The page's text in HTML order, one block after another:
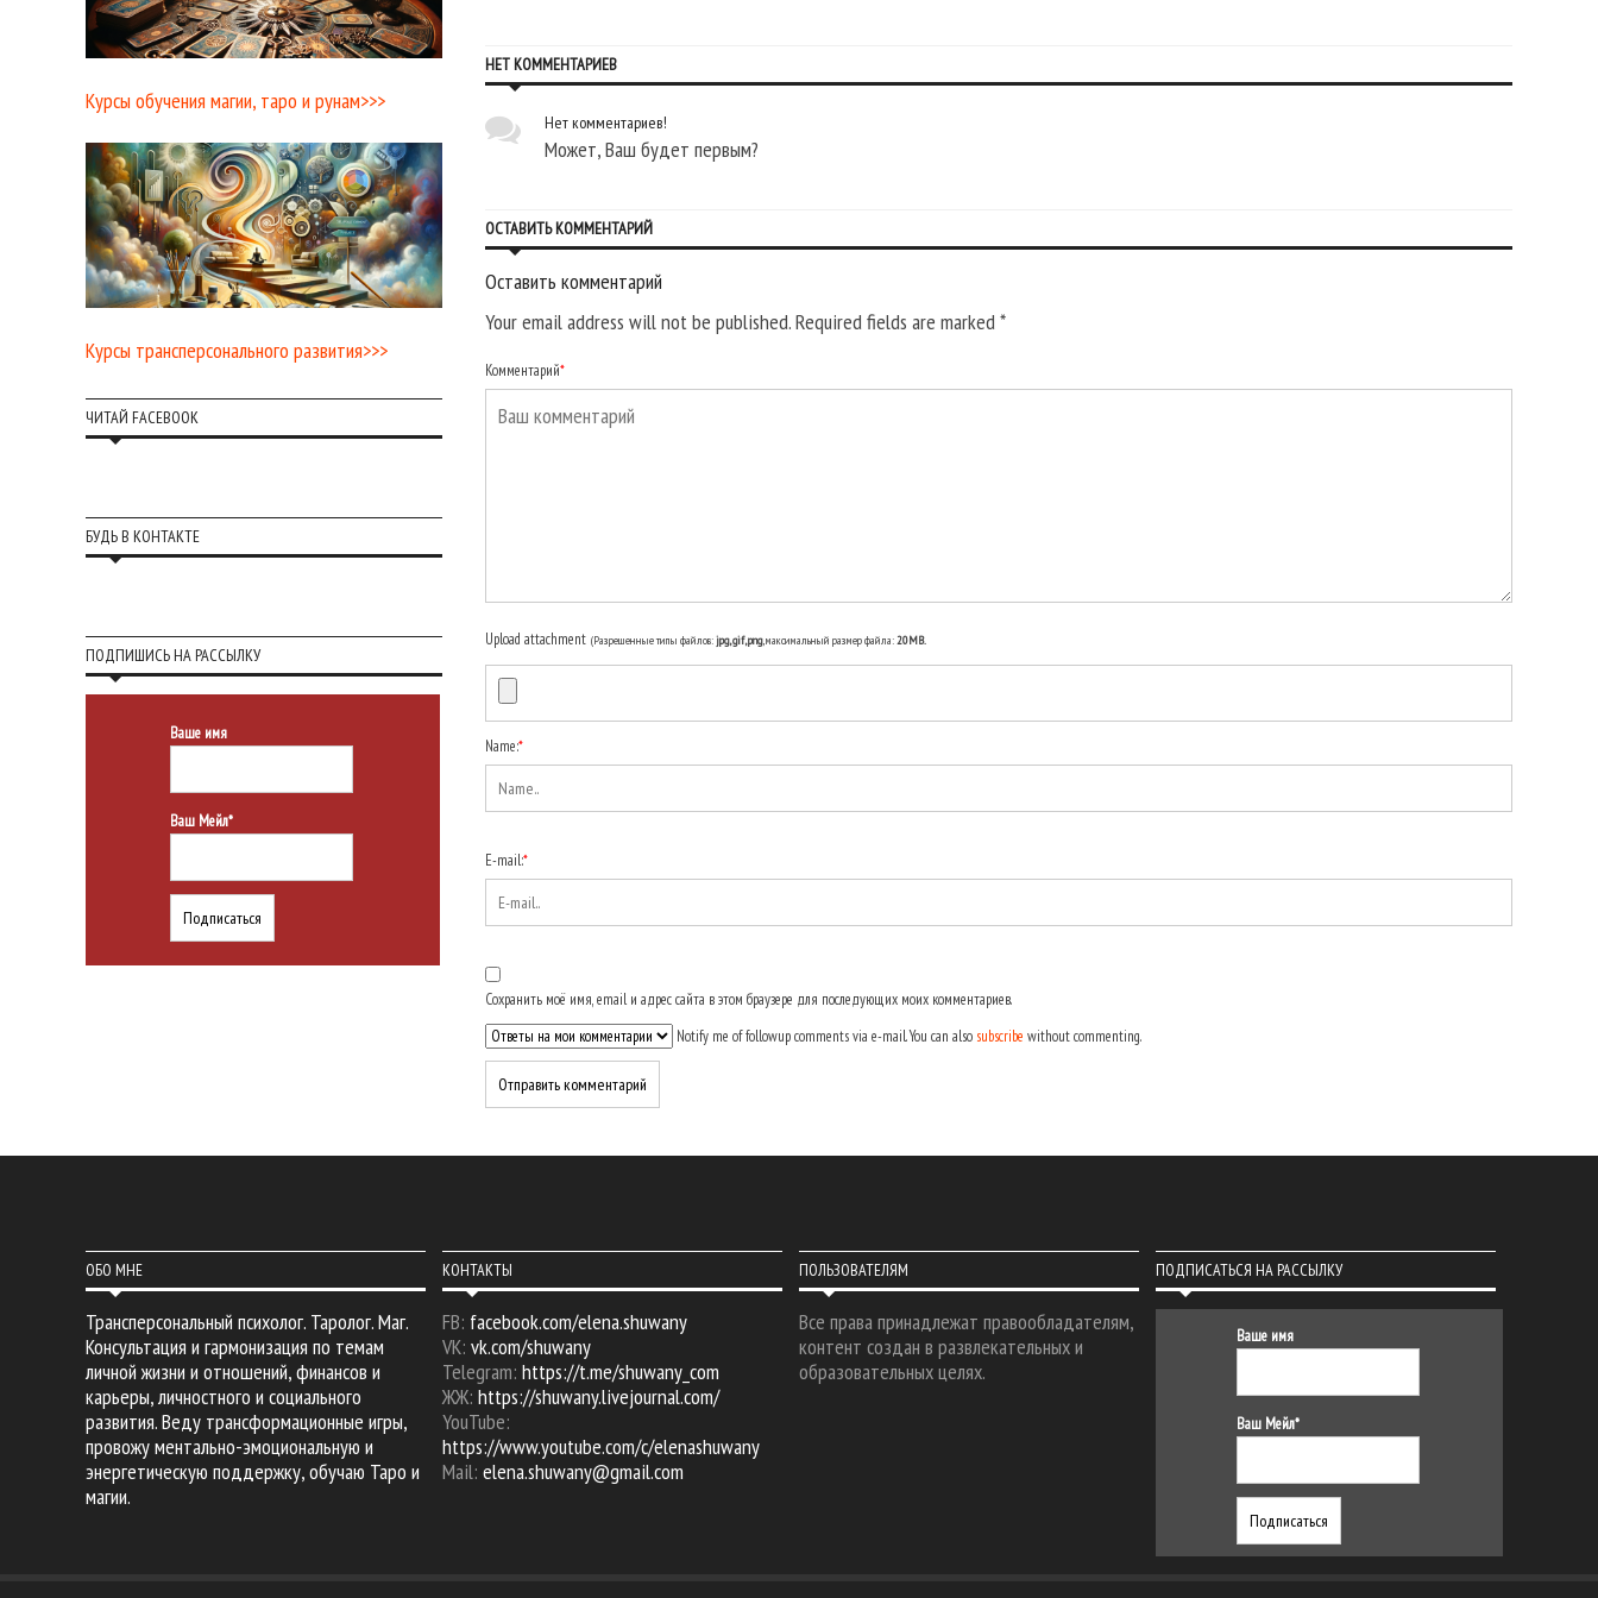
НЕТ КОММЕНТАРИЕВ
Нет комментариев!
Может, Ваш будет первым?
ОСТАВИТЬ КОММЕНТАРИЙ
Оставить комментарий
Your email address will not be published. Required fields are marked*
Комментарий*
Upload attachment (Разрешенные типы файлов:jpg, gif, png, максимальный размер файла:20MB.
Name:*
E-mail:*
Сохранить моё имя, email и адрес сайта в этом браузере для последующих моих комментариев.
Notify me of followup comments via e-mail. You can also subscribe without commenting.
Курсы обучения магии, таро и рунам>>>
Курсы трансперсонального развития>>>
ЧИТАЙ FACEBOOK
БУДЬ В КОНТАКТЕ
ПОДПИШИСЬ НА РАССЫЛКУ
Ваше имя
Ваш Мейл*
ОБО МНЕ
Трансперсональный психолог. Таролог. Маг.
Консультация и гармонизация по темам
личной жизни и отношений, финансов и
карьеры, личностного и социального
развития. Веду трансформационные игры,
провожу ментально-эмоциональную и
энергетическую поддержку, обучаю Таро и
магии.
КОНТАКТЫ
FB: facebook.com/elena.shuwany
VK: vk.com/shuwany
Telegram: https://t.me/shuwany_com
ЖЖ: https://shuwany.livejournal.com/
YouTube:
https://www.youtube.com/c/elenashuwany
Mail: elena.shuwany@gmail.com
ПОЛЬЗОВАТЕЛЯМ
Все права принадлежат правообладателям,
контент создан в развлекательных и
образовательных целях.
ПОДПИСАТЬСЯ НА РАССЫЛКУ
Ваше имя
Ваш Мейл*